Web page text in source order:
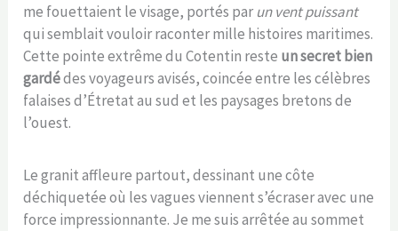
me fouettaient le visage, portés parun vent puissant
qui semblait vouloir raconter mille histoires maritimes.
Cette pointe extrême du Cotentin reste un secret bien
gardédes voyageurs avisés, coincée entre les célèbres
falaises d’Étretat au sud et les paysages bretons de
l’ouest.
Le granit affleure partout, dessinant une côte
déchiquetée où les vagues viennent s’écraser avec une
force impressionnante. Je me suis arrêtée au sommet